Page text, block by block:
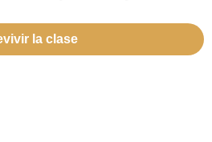
la clase